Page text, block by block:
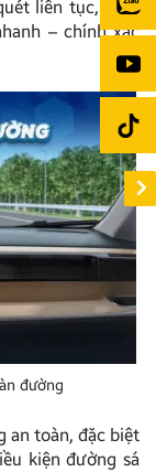
liên tục, phát
– chính xác
đường
an toàn, đặc biệt
kiện đường sá